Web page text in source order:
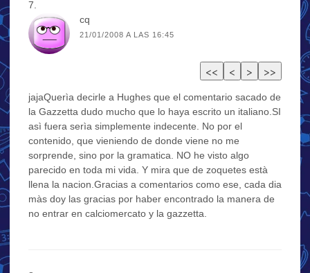
cq
21/01/2008 A LAS 16:45
jajaQuerìa decirle a Hughes que el comentario sacado de
la Gazzetta dudo mucho que lo haya escrito un italiano.SI
asì fuera serìa simplemente indecente. No por el
contenido, que vieniendo de donde viene no me
sorprende, sino por la gramatica. NO he visto algo
parecido en toda mi vida. Y mira que de zoquetes està
llena la nacion.Gracias a comentarios como ese, cada dia
màs doy las gracias por haber encontrado la manera de
no entrar en calciomercato y la gazzetta.